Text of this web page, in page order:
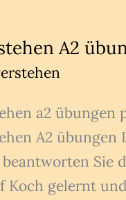
A2
a2 übungen
A2 übungen
Sie
Koch gelernt